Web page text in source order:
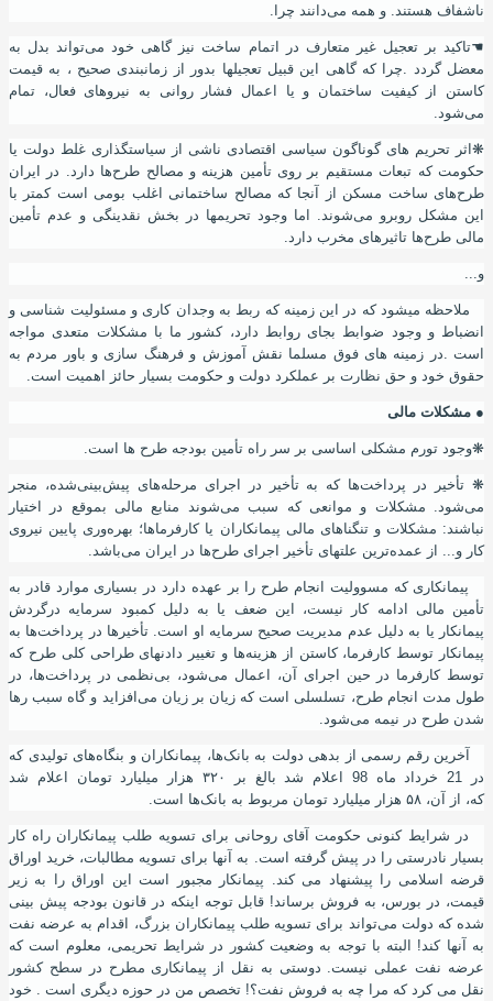
ناشفاف هستند. و همه می‌دانند چرا.
☚تاکید بر تعجیل غیر متعارف در اتمام ساخت نیز گاهی خود می‌تواند بدل به
معضل گردد .چرا که گاهی این قبیل تعجیلها بدور از زمانبندی صحیح ، به قیمت
کاستن از کیفیت ساختمان و یا اعمال فشار روانی به نیروهای فعال، تمام
می‌شود.
❋ اثر تحریم های گوناگون سیاسی اقتصادی ناشی از سیاستگذاری غلط دولت یا
حکومت که تبعات مستقیم بر روی تأمین هزینه و مصالح طرح‌ها دارد. در ایران
طرح‌های ساخت مسکن از آنجا که مصالح ساختمانی اغلب بومی است کمتر با
این مشکل روبرو می‌شوند. اما وجود تحریمها در بخش نقدینگی و عدم تأمین
مالی طرح‌ها تاثیرهای مخرب دارد.
و...
ملاحظه میشود که در این زمینه که ربط به وجدان کاری و مسئولیت شناسی و
انضباط و وجود ضوابط بجای روابط دارد ، کشور ما با مشکلات متعدی مواجه
است .در زمینه های فوق مسلما نقش آموزش و فرهنگ سازی و باور مردم به
حقوق خود و حق نظارت بر عملکرد دولت و حکومت بسیار حائز اهمیت است.
● مشکلات مالی
❋وجود تورم مشکلی اساسی بر سر راه تأمین بودجه طرح ها است.
❋ تأخیر در پرداخت‌ها که به تأخیر در اجرای مرحله‌های پیش‌بینی‌شده‌، منجر
می‌شود. مشکلات و موانعی که سبب می‌شوند منابع مالی بموقع در اختیار
نباشند : مشکلات و تنگناهای مالی پیمانکاران یا کارفرماها؛ بهره‌وری پایین نیروی
کار و... از عمده‌ترین علتهای تأخیر اجرای طرح‌ها در ایران می‌باشد.
پیمانکاری که مسوولیت انجام طرح را بر عهده دارد در بسیاری موارد قادر به
تأمین مالی ادامه‌ کار نیست، این ضعف یا به دلیل کمبود سرمایه درگردش
پیمانکار یا به دلیل عدم مدیریت صحیح سرمایه او است. تأخیرها در پرداخت‌ها به
پیمانکار توسط کارفرما، کاستن از هزینه‌ها و تغییر دادنهای طراحی کلی طرح که
توسط کارفرما در حین اجرای آن، اعمال می‌شود، بی‌نظمی در پرداخت‌ها، در
طول مدت انجام طرح، تسلسلی است که زیان بر زیان می‌افزاید و گاه سبب رها
شدن طرح در نیمه می‌شود.
آخرین رقم رسمی از بدهی دولت به بانک‌ها،‌ پیمانکاران و بنگاه‌های تولیدی که
در 21 خرداد ماه 98 اعلام شد بالغ بر ۳۲۰ هزار میلیارد تومان اعلام شد
که، از ن،
در شرایط کنونی حکومت آقای روحانی برای تسویه طلب پیمانکاران راه کار
بسیار نادرستی را در پیش گرفته است. به آنها برای تسویه مطالبات، خرید اوراق
قرضه اسلامی را پیشنهاد می کند. پیمانکار مجبور است این اوراق را به زیر
قیمت، در بورس، به فروش برساند! قابل توجه اینکه در قانون بودجه پیش بینی
شده که دولت می‌تواند برای تسویه طلب پیمانکاران بزرگ، اقدام به عرضه نفت
به آنها کند! البته با توجه به وضعیت کشور در شرایط تحریمی، معلوم است که
عرضه نفت عملی نیست. دوستی به نقل از پیمانکاری مطرح در سطح کشور
نقل می کرد که مرا چه به فروش نفت؟! تخصص من در حوزه دیگری است . خود